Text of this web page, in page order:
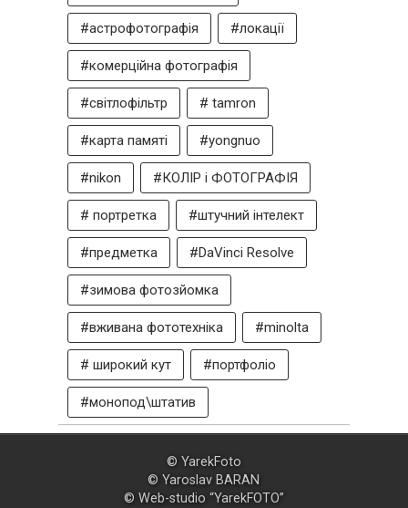
#астрофотографія #локації
#комерційна фотографія
#світлофільтр # tamron
#карта памяті #yongnuo
#nikon #КОЛІР і ФОТОГРАФІЯ
# портретка #штучний інтелект
#предметка #DaVinci Resolve
#зимова фотозйомка
#вживана фототехніка #minolta
# широкий кут #портфоліо
#монопод\штатив
© YarekFoto
© Yaroslav BARAN
© Web-studio “YarekFOTO”